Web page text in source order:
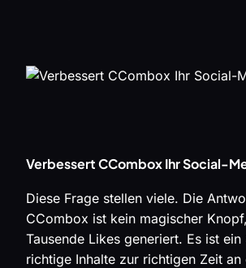
Verbessert CCombox Ihr Social-
Diese Frage stellen viele. Die
CCombox ist kein magischer
Tausende Likes generiert. Es ist
richtige Inhalte zur richtigen Zeit